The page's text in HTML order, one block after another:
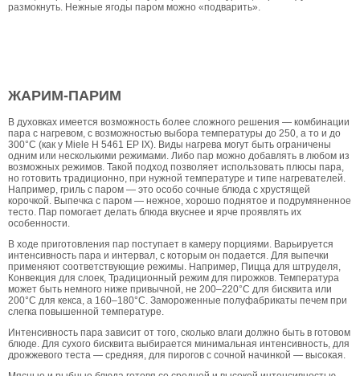
размокнуть. Нежные ягоды паром можно «подварить».
ЖАРИМ-ПАРИМ
В духовках имеется возможность более сложного решения — комбинации
пара с нагревом, с возможностью выбора температуры до 250, а то и до
300°С (как у Miele H 5461 EP IX). Виды нагрева могут быть ограничены
одним или несколькими режимами. Либо пар можно добавлять в любом из
возможных режимов. Такой подход позволяет использовать плюсы пара,
но готовить традиционно, при нужной температуре и типе нагревателей.
Например, гриль с паром — это особо сочные блюда с хрустящей
корочкой. Выпечка с паром — нежное, хорошо поднятое и подрумяненное
тесто. Пар помогает делать блюда вкуснее и ярче проявлять их
особенности.
В ходе приготовления пар поступает в камеру порциями. Варьируется
интенсивность пара и интервал, с которым он подается. Для выпечки
применяют соответствующие режимы. Например, Пицца для штруделя,
Конвекция для слоек, Традиционный режим для пирожков. Температура
может быть немного ниже привычной, не 200–220°С для бисквита или
200°С для кекса, а 160–180°С. Замороженные полуфабрикаты печем при
слегка повышенной температуре.
Интенсивность пара зависит от того, сколько влаги должно быть в готовом
блюде. Для сухого бисквита выбирается минимальная интенсивность, для
дрожжевого теста — средняя, для пирогов с сочной начинкой — высокая.